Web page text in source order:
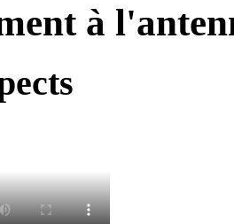
à